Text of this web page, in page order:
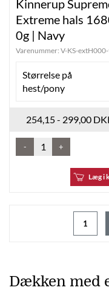
Kinnerup
Extreme hals
0g | Navy
Varenummer: V-KS-
Størrelse på
hest/pony
254,15 - 299,00
- +
Læg i
1
Dækken med